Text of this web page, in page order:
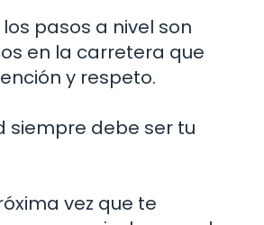
pasos a nivel son
en la carretera que
y respeto.
siempre debe ser tu
vez que te